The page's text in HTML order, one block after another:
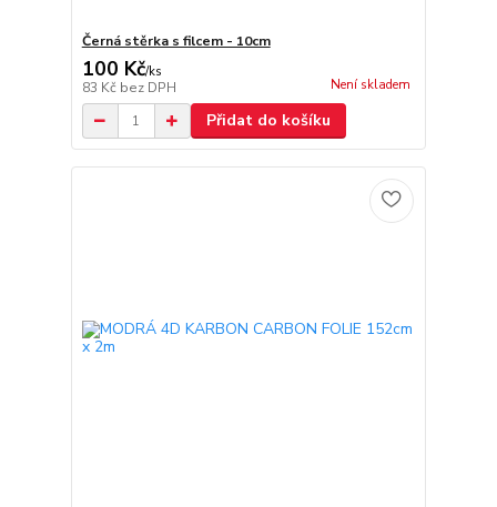
Černá stěrka s filcem - 10cm
100 Kč/ks
83 Kč bez DPH Není skladem
Přidat do košíku